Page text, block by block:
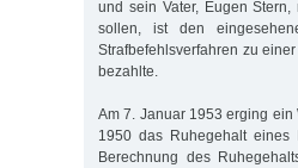
und sein Vater, Eugen
sollen, ist den
Strafbefehlsverfahren zu
bezahlte.
Am 7. Januar 1953 erging ein
1950 das Ruhegehalt eines
Berechnung des